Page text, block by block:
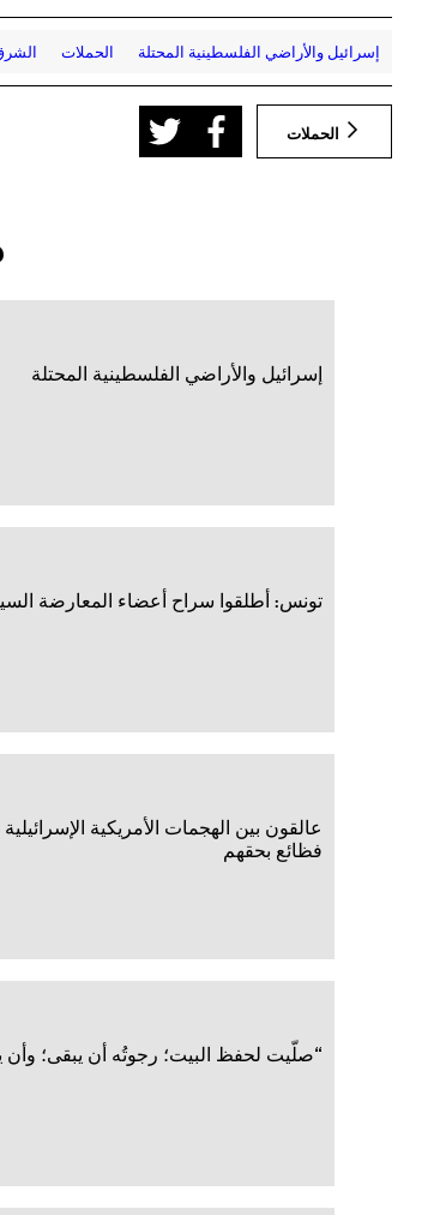
إسرائيل والأراضي الفلسطينية المحتلة الحملات
الحملات
إسرائيل والأراضي الفلسطينية المحتلة
تونس: أطلقوا سراح أعضاء المعارضة
عالقون بين الهجمات الأمريكية
فظائع بحقهم
“صلّيت لحفظ البيت؛ رجوتُه أن يبقى؛ وأن